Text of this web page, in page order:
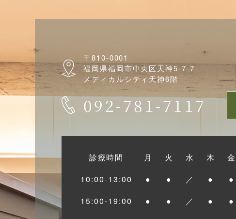
このMIペーストには
そのミネラルを歯に供給すること
境を中性に戻してくれ
さらにさらに、CPP-
の環境も作ってくれま
・甘いものが好きな方
・歯の根っこが露出して虫歯が心配な方
す。
使い方も簡単ですので
〒810-0001
福岡県福岡市中央区天神5-7-7
メディカルシティ天神6階
092-781-7117
診療時間 月 火 水 木 金
10:00-13:00
● ● ／ ● ●
15:00-19:00
● ● ／ ● ●